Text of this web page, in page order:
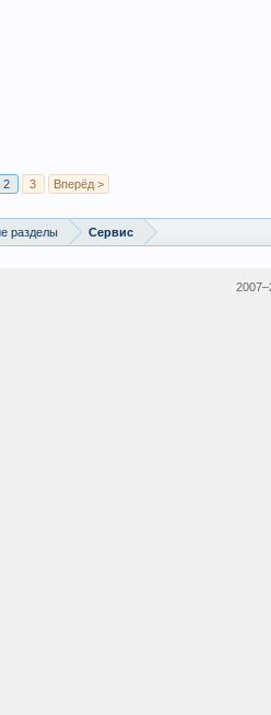
2 3 Вперёд >
разделы Сервис
2007–